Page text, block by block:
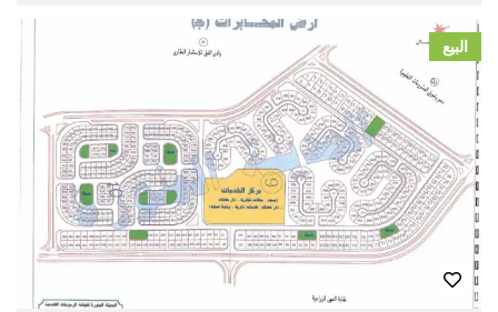
البيع